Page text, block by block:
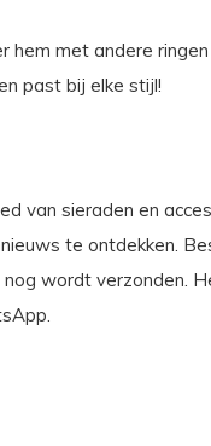
hem met andere
past bij elke stijl!
van sieraden en
te ontdekken.
wordt verzonden.